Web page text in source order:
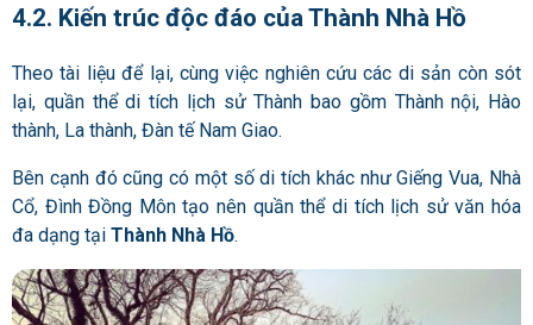
4.2. Kiến trúc độc đáo của Thành Nhà Hồ
Theo tài liệu để lại, cùng việc nghiên cứu các di sản còn sót
lại, quần thể di tích lịch sử Thành bao gồm Thành nội, Hào
thành, La thành, Đàn tế Nam Giao.
Bên cạnh đó cũng có một số di tích khác như Giếng Vua, Nhà
Cổ, Đình Đồng Môn tạo nên quần thể di tích lịch sử văn hóa
đa dạng tại Thành Nhà Hồ.